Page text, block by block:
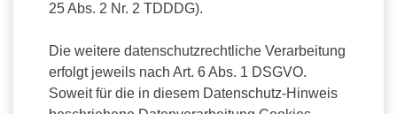
25 Abs. 2 Nr. 2 TDDDG).
Die weitere datenschutzrechtliche Verarbeitung
erfolgt jeweils nach Art. 6 Abs. 1 DSGVO.
Soweit für die in diesem Datenschutz-Hinweis